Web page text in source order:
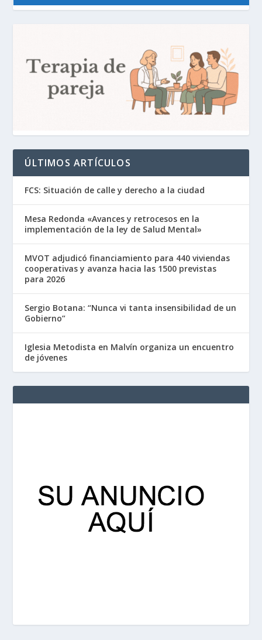
ÚLTIMOS ARTÍCULOS
FCS: Situación de calle y derecho a la ciudad
Mesa Redonda «Avances y retrocesos en la
implementación de la ley de Salud Mental»
MVOT adjudicó financiamiento para 440 viviendas
cooperativas y avanza hacia las 1500 previstas
para 2026
Sergio Botana: “Nunca vi tanta insensibilidad de un
Gobierno”
Iglesia Metodista en Malvín organiza un encuentro
de jóvenes